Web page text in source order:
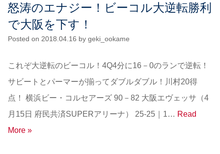
怒涛のエナジー！ビーコル大逆転勝利
で大阪を下す！
Posted on 2018.04.16 by geki_ookame
これぞ大逆転のビーコル！4Q4分に16－0のランで逆転！
サビートとパーマーが揃ってダブルダブル！川村20得
点！ 横浜ビー・コルセアーズ 90－82 大阪エヴェッサ（4
月15日 府民共済SUPERアリーナ） 25-25｜1… Read
More »